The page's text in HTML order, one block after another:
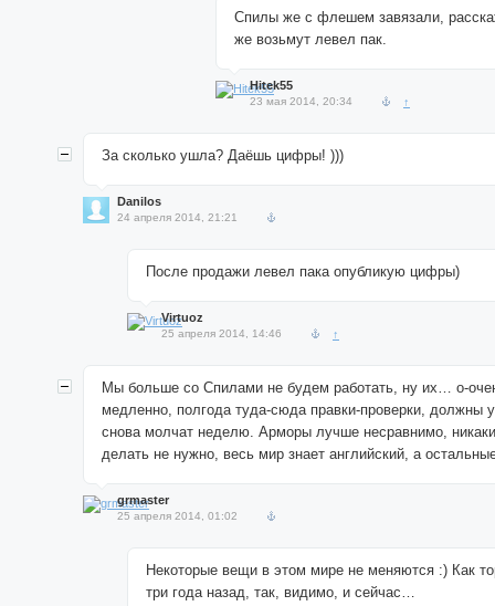
Спилы же с флешем завязали,
же возьмут левел пак.
Hitek55
23 мая 2014, 20:34 ↑
За сколько ушла? Даёшь цифры! )))
Danilos
24 апреля 2014, 21:21
После продажи левел пака опубликую цифры)
Virtuoz
25 апреля 2014, 14:46 ↑
Мы больше со Спилами не будем работать, ну их… о-
медленно, полгода туда-сюда правки-проверки, должны
снова молчат неделю. Арморы лучше несравнимо,
делать не нужно, весь мир знает английский, а
grmaster
25 апреля 2014, 01:02
Некоторые вещи в этом мире не меняются :) Как
три года назад, так, видимо, и сейчас…